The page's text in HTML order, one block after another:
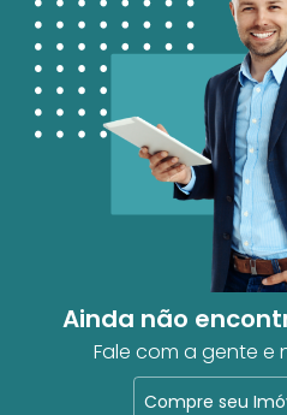
Ainda não
Fale com a gente e
Compre seu